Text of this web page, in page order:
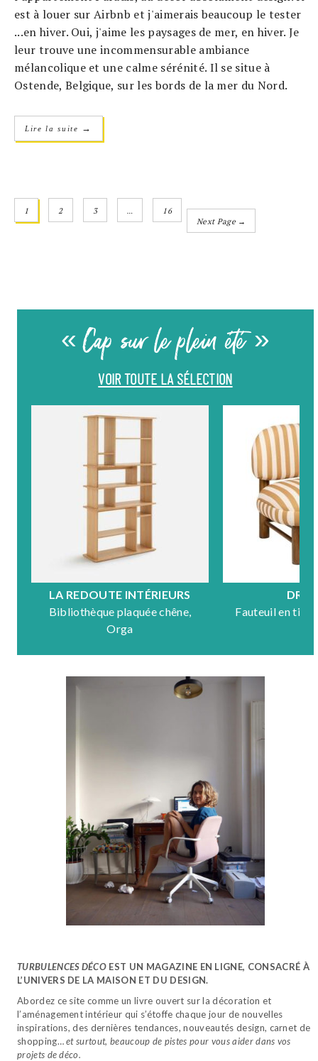
est à louer sur Airbnb et j'aimerais beaucoup le tester
...en hiver. Oui, j'aime les paysages de mer, en hiver. Je
leur trouve une incommensurable ambiance
mélancolique et une calme sérénité. Il se situe à
Ostende, Belgique, sur les bords de la mer du Nord.
Lire la suite →
1 2 3
16
Next Page →
« Cap sur le plein été »
VOIR TOUTE LA SÉLECTION
LA REDOUTE INTÉRIEURS
Bibliothèque plaquée chêne,
Orga
Fauteuil en
TURBULENCES DÉCO EST UN MAGAZINE EN LIGNE, CONSACRÉ À
L’UNIVERS DE LA MAISON ET DU DESIGN.
Abordez ce site comme un livre ouvert sur la décoration et
l’aménagement intérieur qui s’étoffe chaque jour de nouvelles
inspirations, des dernières tendances, nouveautés design, carnet de
shopping…et surtout, beaucoup de pistes pour vous aider dans vos
projets de déco.